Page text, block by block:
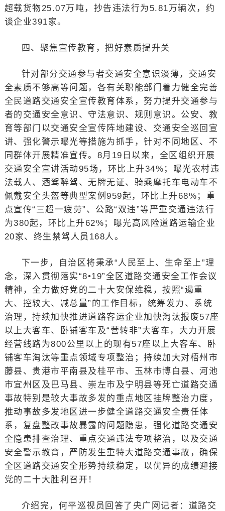
超载货物25.07万吨，抄告违法行为5.81万辆次，约
谈企业391家。
四、聚焦宣传教育，把好素质提升关
针对部分交通参与者交通安全意识淡薄，交通安
全素质不够高等问题，各有关职能部门着力健全完善
全民道路交通安全宣传教育体系，努力提升交通参与
者的交通安全意识、守法意识、规则意识。公安、教
育等部门以交通安全宣传阵地建设、交通安全巡回宣
讲、强化警示曝光等措施为抓手，针对不同地区、不
同群体开展精准宣传。8月19日以来，全区组织开展
交通安全宣讲活动95场，环比上升34%；曝光农村违
法载人、酒驾醉驾、无牌无证、骑乘摩托车电动车不
佩戴安全头盔等典型案例959起，环比上升68%；重
点宣传“三超一疲劳”、公路“双违”等严重交通违法行
为380起，环比上升62%；曝光高风险道路运输企业
20家、终生禁驾人员168人。
下一步，自治区将秉承“人民至上、生命至上”理
念，深入贯彻落实“8•19”全区道路交通安全工作会议
精神，全力做好党的二十大安保维稳，按照“遏重
大、控较大、减总量”的工作目标，统筹发力、系统
治理，持续加快推进道路客运企业加快淘汰报废57座
以上大客车、卧铺客车及“营转非”大客车，大力开展
经营线路为800公里以上的现有57座以上大客车、卧
铺客车淘汰等重点领域专项整治；持续加大对梧州市
藤县、贵港市平南县及桂平市、玉林市博白县、河池
市宜州区及巴马县、崇左市及宁明县等死亡道路交通
事故特别是较大事故多发的重点地区挂牌整治力度，
推动事故多发地区进一步健全道路交通安全责任体
系，复盘整改事故暴露的问题隐患，强化道路交通安
全隐患排查治理、重点交通违法专项整治，以及交通
安全警示教育，严防发生重特大道路交通事故，确保
全区道路交通安全形势持续稳定，以优异的成绩迎接
党的二十大胜利召开！
介绍完，何平巡视员回答了央广网记者：道路交